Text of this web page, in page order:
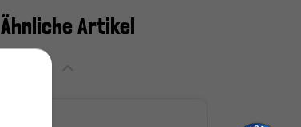
Ähnliche Artikel